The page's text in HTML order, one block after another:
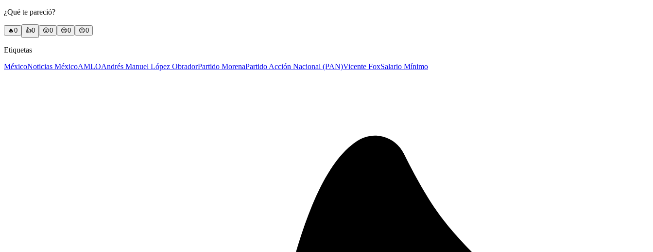
¿Qué te pareció?
🔥0 👍0 😲0 😢0 😠0
Etiquetas
MéxicoNoticias MéxicoAMLOAndrés Manuel López ObradorPartido MorenaPartido Acción Nacional (PAN)Vicente FoxSalario Mínimo